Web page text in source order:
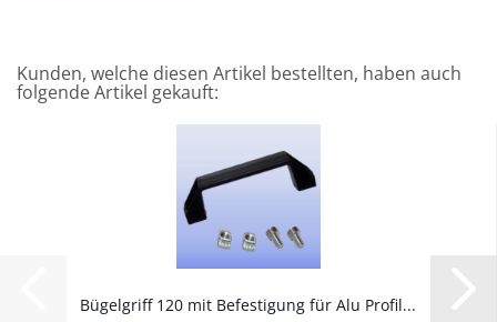
Kunden, welche diesen Artikel bestellten, haben auch
folgende Artikel gekauft:
Bügelgriff 120 mit Befestigung für Alu Profil...